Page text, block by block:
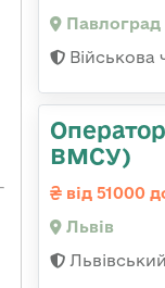
Павлоград
Військова
ВМСУ)
від 51000
Львів